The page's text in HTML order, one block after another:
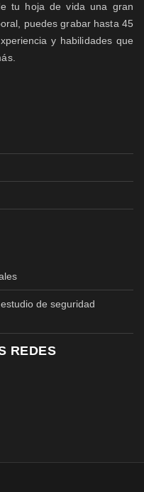
tu hoja de vida una gran
puedes grabar hasta 45
y habilidades que
de seguridad
REDES